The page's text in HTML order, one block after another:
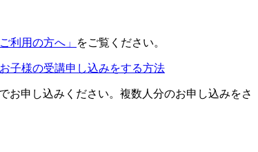
利用の方へ」 をご覧ください。
お子様の受講申し込みをする方法
申し込みください。複数人分のお申し込みをさ